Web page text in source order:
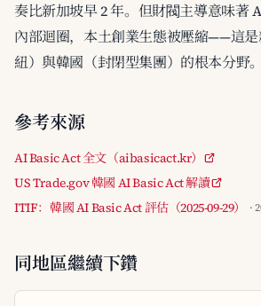
奏比新加坡早 2 年。但財閥主導意味著
內部迴圈，本土創業生態被壓縮——這
紐）與韓國（封閉型集團）的根本分野。
參考來源
AI Basic Act 全文（aibasicact.kr）
US Trade.gov 韓國 AI Basic Act 解讀
ITIF：韓國 AI Basic Act 評估（2025-09-29）
·
同地區繼續下鑽